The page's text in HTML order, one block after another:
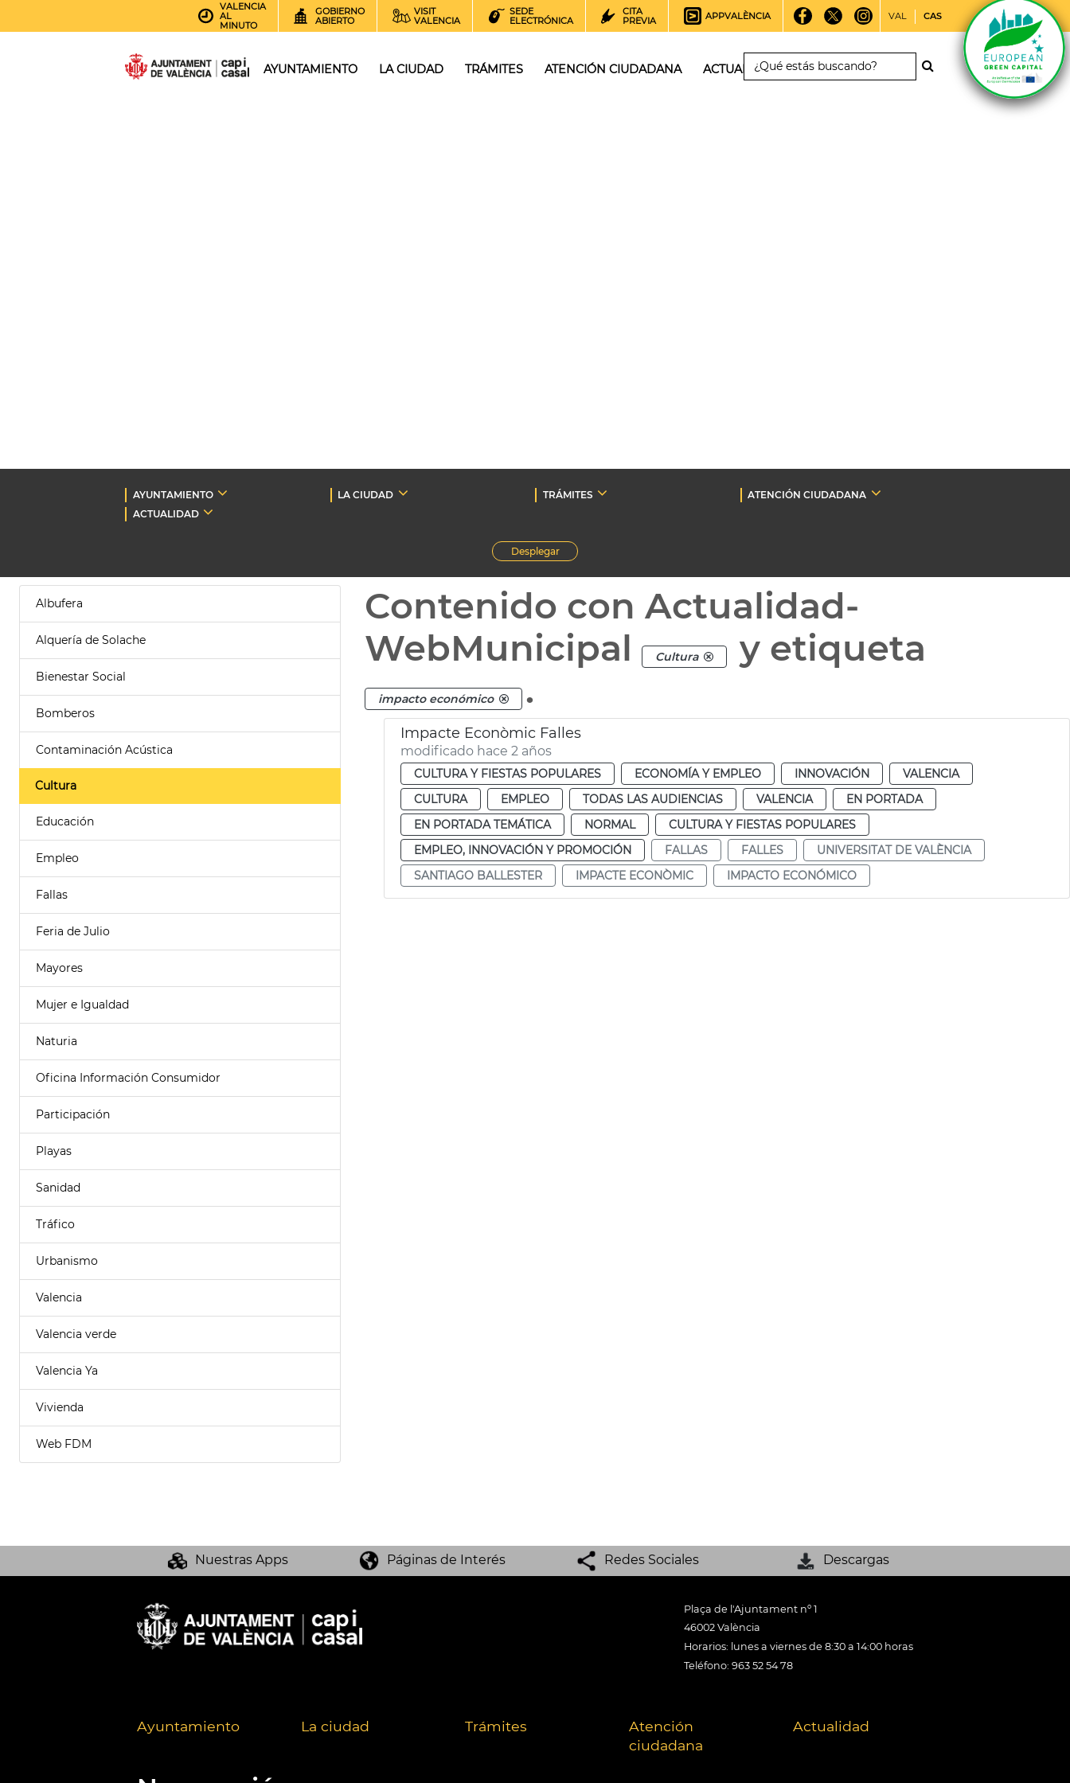
VALENCIA
AL
MINUTO
GOBIERNO
ABIERTO
VISIT
VALENCIA
SEDE
ELECTRÓNICA
CITA
PREVIA
APPVALÈNCIA VAL CAS
AYUNTAMIENTO LA CIUDAD TRÁMITES ATENCIÓN CIUDADANA ACTUALIDAD
AYUNTAMIENTO LA CIUDAD TRÁMITES
ATENCIÓN CIUDADANA
ACTUALIDAD
Desplegar
Albufera
Alquería de Solache
Bienestar Social
Bomberos
Contaminación Acústica
Cultura
Educación
Empleo
Fallas
Feria de Julio
Mayores
Mujer e Igualdad
Naturia
Oficina Información Consumidor
Participación
Playas
Sanidad
Tráfico
Urbanismo
Valencia
Valencia verde
Valencia Ya
Vivienda
Web FDM
Contenido con Actualidad-
WebMunicipal
Cultura y etiqueta
impacto económico .
Impacte Econòmic Falles
modificado hace 2 años
CULTURA Y FIESTAS POPULARES ECONOMÍA Y EMPLEO INNOVACIÓN
VALENCIA
CULTURA
EMPLEO TODAS LAS AUDIENCIAS VALENCIA
EN PORTADA
EN PORTADA TEMÁTICA
NORMAL
CULTURA Y FIESTAS POPULARES
EMPLEO, INNOVACIÓN Y PROMOCIÓN
FALLAS FALLES
UNIVERSITAT DE VALÈNCIA
SANTIAGO BALLESTER
IMPACTE ECONÒMIC IMPACTO ECONÓMICO
Nuestras Apps Páginas de Interés Redes Sociales Descargas
Plaça de l'Ajuntament nº 1
46002 València
Horarios: lunes a viernes de 8:30 a 14:00 horas
Teléfono: 963 52 54 78
Ayuntamiento La ciudad Trámites
Atención
ciudadana
Actualidad